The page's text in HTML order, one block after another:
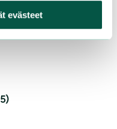
evästeet